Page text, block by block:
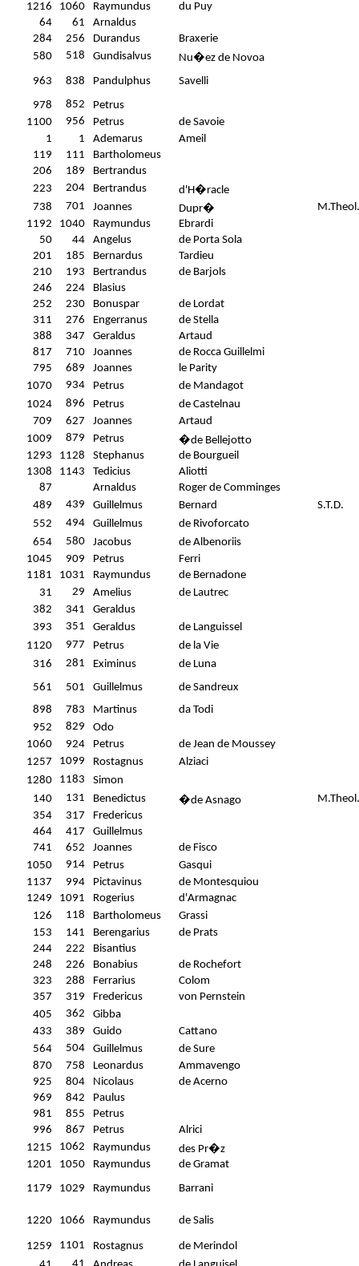
1216
1060 Raymundus
du Puy
64
61
Arnaldus
284
256 Durandus
Braxerie
580
518 Gundisalvus
Nu�ez de Novoa
963
838 Pandulphus
Savelli
978
852
Petrus
1100
956 Petrus
de Savoie
1
1 Ademarus
Ameil
119
111
Bartholomeus
206
189
Bertrandus
223
204 Bertrandus
d'H�racle
738
701 Joannes Dupr�
M.Theol.
1192
1040 Raymundus
Ebrardi
50
44 Angelus
de Porta Sola
201
185 Bernardus
Tardieu
210
193 Bertrandus
de Barjols
246
224
Blasius
252
230 Bonuspar
de Lordat
311
276 Engerranus
de Stella
388
347 Geraldus
Artaud
817
710 Joannes
de Rocca Guillelmi
795
689 Joannes
le Parity
1070
934 Petrus
de Mandagot
1024
896 Petrus
de Castelnau
709
627 Joannes
Artaud
1009
879 Petrus �de Bellejotto
1293
1128 Stephanus
de Bourgueil
1308
1143 Tedicius
Aliotti
87
Arnaldus
Roger de Comminges
489
439 Guillelmus Bernard
S.T.D.
552
494 Guillelmus
de Rivoforcato
654
580 Jacobus
de Albenoriis
1045
909 Petrus
Ferri
1181
1031 Raymundus
de Bernadone
31
29 Amelius
de Lautrec
382
341
Geraldus
393
351 Geraldus
de Languissel
1120
977 Petrus
de la Vie
316
281 Eximinus
de Luna
561
501 Guillelmus
de Sandreux
898
783 Martinus
da Todi
952
829
Odo
1060
924 Petrus
de Jean de Moussey
1257
1099 Rostagnus
Alziaci
1280
1183
Simon
140
131 Benedictus �de Asnago
M.Theol.
354
317
Fredericus
464
417
Guillelmus
741
652 Joannes
de Fisco
1050
914 Petrus
Gasqui
1137
994 Pictavinus
de Montesquiou
1249
1091 Rogerius
d'Armagnac
126
118 Bartholomeus
Grassi
153
141 Berengarius
de Prats
244
222
Bisantius
248
226 Bonabius
de Rochefort
323
288 Ferrarius
Colom
357
319 Fredericus
von Pernstein
405
362
Gibba
433
389 Guido
Cattano
564
504 Guillelmus
de Sure
870
758 Leonardus
Ammavengo
925
804 Nicolaus
de Acerno
969
842
Paulus
981
855
Petrus
996
867 Petrus
Alrici
1215
1062 Raymundus
des Pr�z
1201
1050 Raymundus
de Gramat
1179
1029 Raymundus Barrani
1220 1066 Raymundus de Salis
1259 1101 Rostagnus
de Merindol